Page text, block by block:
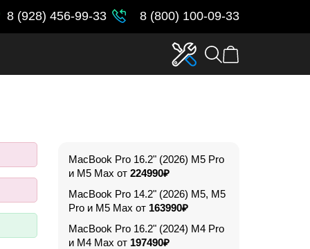
8 (928) 456-99-33 8 (800) 100-09-33
MacBook Pro 16.2" (2026) M5 Pro
и M5 Max от 224990₽
MacBook Pro 14.2" (2026) M5, M5
Pro и M5 Max от 163990₽
MacBook Pro 16.2" (2024) M4 Pro
и M4 Max от 197490₽